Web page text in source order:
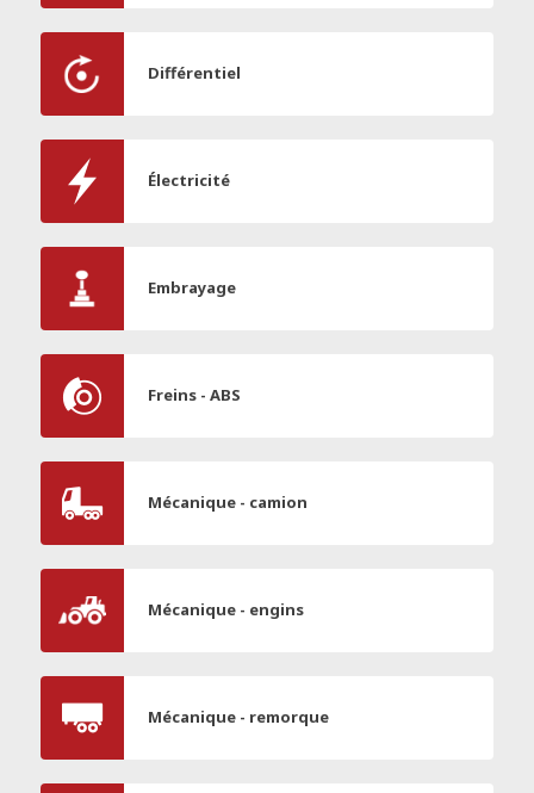
Différentiel
Électricité
Embrayage
Freins - ABS
Mécanique - camion
Mécanique - engins
Mécanique - remorque